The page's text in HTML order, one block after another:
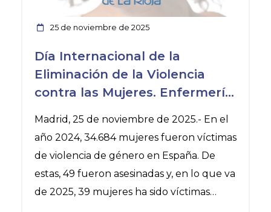
25 de noviembre de 2025
Día Internacional de la
Eliminación de la Violencia
contra las Mujeres. Enfermería
seguro para el apoyo a las
víctimas
Madrid, 25 de noviembre de 2025.- En el
año 2024, 34.684 mujeres fueron víctimas
de violencia de género en España. De
estas, 49 fueron asesinadas y, en lo que va
de 2025, 39 mujeres ha sido víctimas